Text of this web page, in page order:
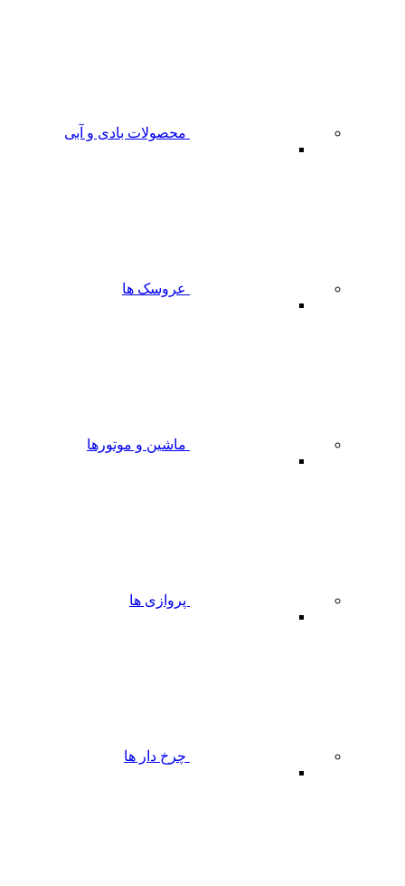
محصولات بادی و آبی
عروسک ها
ماشین و موتورها
پروازی ها
چرخ دار ها